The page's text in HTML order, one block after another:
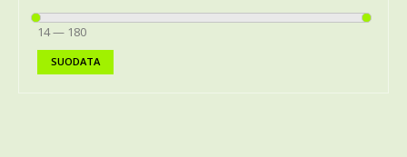
14— 180
SUODATA